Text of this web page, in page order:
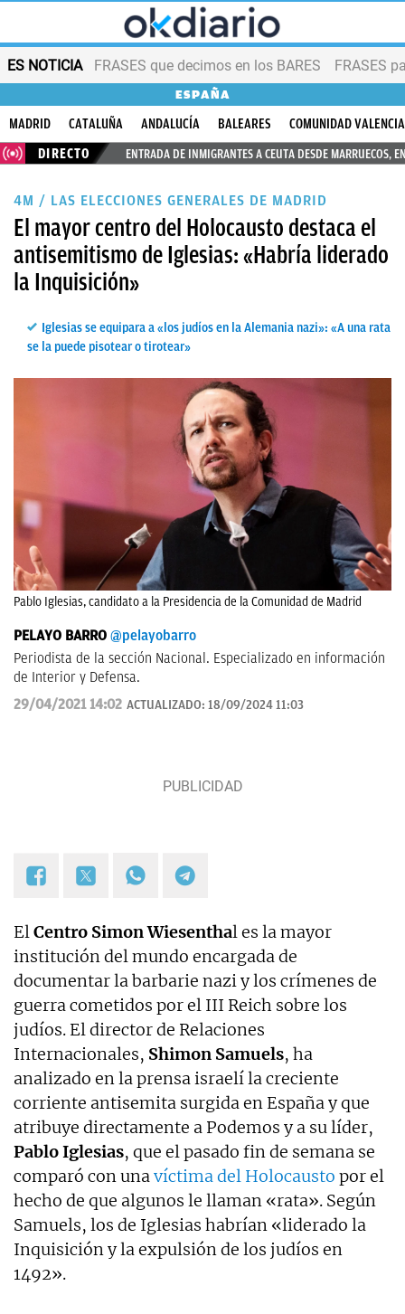
ES NOTICIA FRASES que decimos en los BARES FRASES
ESPAÑA
MADRID CATALUÑA ANDALUCÍA BALEARES
COMUNIDAD
DIRECTO
ENTRADA DE INMIGRANTES A CEUTA DESDE MARRUECOS,
4M / LAS ELECCIONES GENERALES DE MADRID
El mayor centro del Holocausto destaca el
antisemitismo de Iglesias: «Habría liderado
la Inquisición»
Iglesias se equipara a «los judíos en la Alemania nazi»: «A una rata
se la puede pisotear o tirotear»
Pablo Iglesias, candidato a la Presidencia de la Comunidad de Madrid
PELAYO BARRO @pelayobarro
Periodista de la sección Nacional. Especializado en información
de Interior y Defensa.
29/04/2021 14:02 ACTUALIZADO: 18/09/2024 11:03
ElCentro Simon Wiesenthal es la mayor
institución del mundo encargada de
documentar la barbarie nazi y los crímenes de
guerra cometidos por el III Reich sobre los
judíos. El director de Relaciones
Internacionales, Shimon Samuels, ha
analizado en la prensa israelí la creciente
corriente antisemita surgida en España y que
atribuye directamente a Podemos y a su líder,
Pablo Iglesias, que el pasado fin de semana se
comparó con unavíctima del Holocausto por el
hecho de que algunos le llaman «rata». Según
Samuels, los de Iglesias habrían «liderado la
Inquisición y la expulsión de los judíos en
1492».